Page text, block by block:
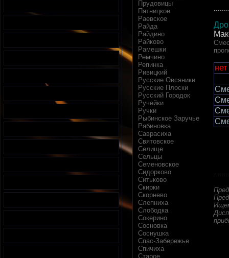
Прудовицы
Пятницкое
Раевское
Райда
Райдино
Райково
Рамешки
Ремчино
Репинка
Ривицкий
Русские Овсяники
Русские Плоски
Русский Городок
Ручейки
Ручки
Рыбинское Заручье
Рябиновка
Саврасиха
Святовское
Селище
Сельцы
Семеновское
Сидорково
Ситьково
Скирки
Скорнево
Слепниха
Слободка
Сокерино
Сосновка
Соснушка
Спас-Забережье
Спичиха
Старое